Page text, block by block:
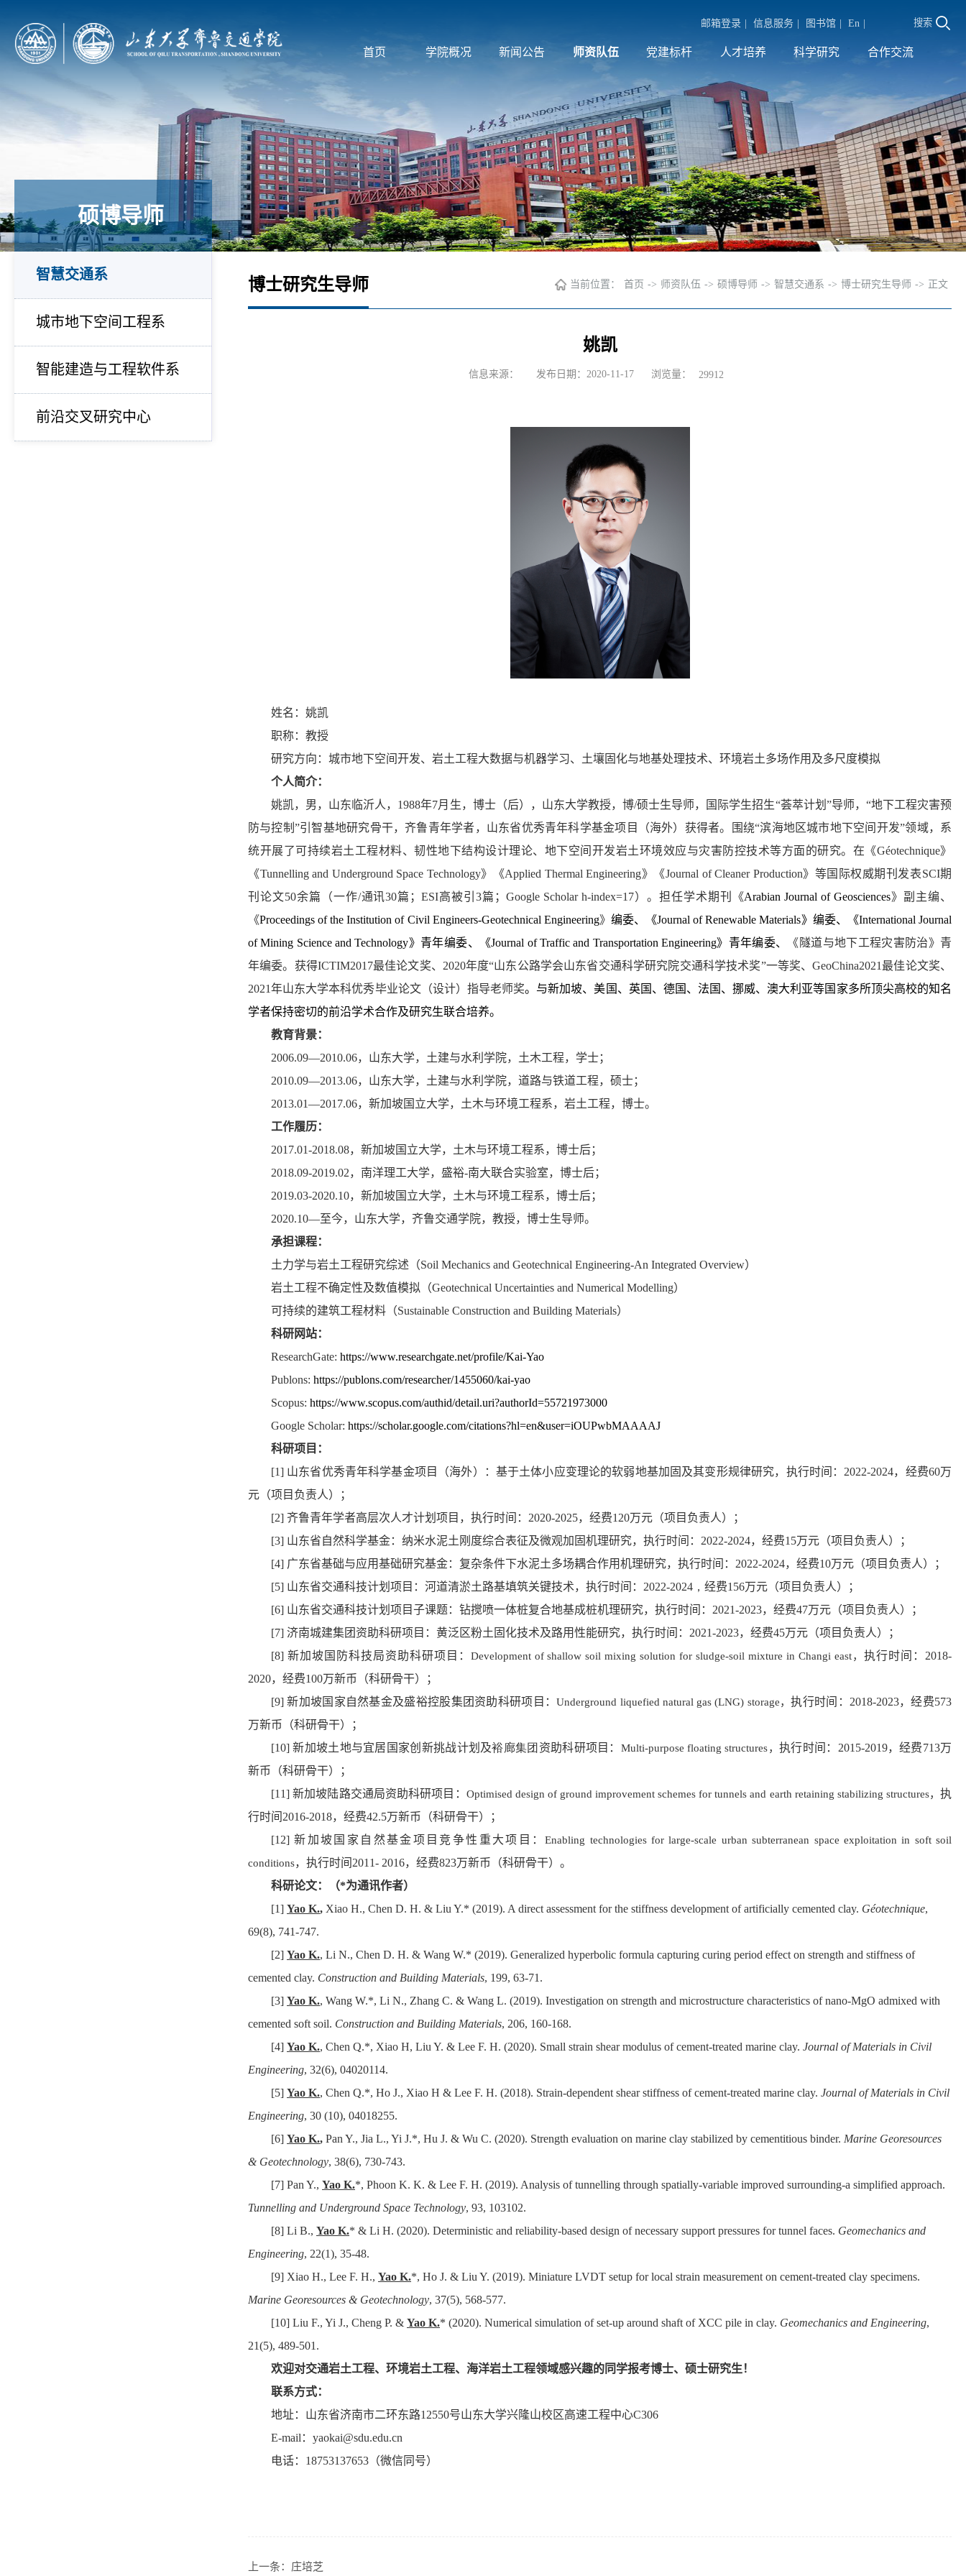
邮箱登录 信息服务 图书馆 En 搜索
首页 学院概况 新闻公告 师资队伍 党建标杆 人才培养 科学研究 合作交流
硕博导师
智慧交通系
城市地下空间工程系
智能建造与工程软件系
前沿交叉研究中心
博士研究生导师 当前位置： 首页 -> 师资队伍 -> 硕博导师 -> 智慧交通系 -> 博士研究生导师 -> 正文
姚凯
信息来源： 发布日期：2020-11-17 浏览量： 29912
姓名：姚凯
职称：教授
研究方向：城市地下空间开发、岩土工程大数据与机器学习、土壤固化与地基处理技术、环境岩土多场作用及多尺度模拟
个人简介：
姚凯，男，山东临沂人， 1988年7月生，博士（后），山东大学教授，博/硕士生导师，国际学生招生“荟萃计划 ”导师， “地下工程灾害预
防与控制 ”引智基地研究骨干，齐鲁青年学者，山东省优秀青年科学基金项目（海外）获得者。围绕“滨海地区城市地下空间开发”领域，系
统开展了可持续岩土工程材料、韧性地下结构设计理论、地下空间开发岩土环境效应与灾害防控技术等方面的研究。在《Géotechnique》
《Tunnelling and Underground Space Technology》《Applied Thermal Engineering》《Journal of Cleaner Production》等国际权威期刊发表SCI期
刊论文50余篇（一作/通讯30篇；ESI高被引3篇；Google Scholar h-index=17）。担任学术期刊《Arabian Journal of Geosciences》副主编、
《Proceedings of the Institution of Civil Engineers-Geotechnical Engineering》 编委、《Journal of Renewable Materials》编委、《International Journal
of Mining Science and Technology》青年编委、《Journal of Traffic and Transportation Engineering》青年编委、
《隧道与地下工程灾害防治》青
年编委。获得ICTIM2017最佳论文奖、 2020年度“山东公路学会山东省交通科学研究院交通科学技术奖”一等奖、GeoChina2021最佳论文奖、
2021年山东大学本科优秀毕业论文（设计）指导老师奖。与新加坡、美国、英国、德国、法国、挪威、澳大利亚等国家多所顶尖高校的知名
学者保持密切的前沿学术合作及研究生联合培养。
教育背景：
2006.09—2010.06，山东大学，土建与水利学院，土木工程，学士；
2010.09—2013.06，山东大学，土建与水利学院，道路与铁道工程，硕士；
2013.01—2017.06，新加坡国立大学，土木与环境工程系，岩土工程，博士。
工作履历：
2017.01-2018.08，新加坡国立大学，土木与环境工程系，博士后；
2018.09-2019.02，南洋理工大学，盛裕-南大联合实验室，博士后；
2019.03-2020.10，新加坡国立大学，土木与环境工程系，博士后；
2020.10—至今，山东大学，齐鲁交通学院，教授，博士生导师。
承担课程：
土力学与岩土工程研究综述（Soil Mechanics and Geotechnical Engineering-An Integrated Overview）
岩土工程不确定性及数值模拟（Geotechnical Uncertainties and Numerical Modelling）
可持续的建筑工程材料（Sustainable Construction and Building Materials）
科研网站：
ResearchGate: https://www.researchgate.net/profile/Kai-Yao
Publons: https://publons.com/researcher/1455060/kai-yao
Scopus: https://www.scopus.com/authid/detail.uri?authorId=55721973000
Google Scholar: https://scholar.google.com/citations?hl=en&user=iOUPwbMAAAAJ
科研项目：
[1] 山东省优秀青年科学基金项目（海外）：基于土体小应变理论的软弱地基加固及其变形规律研究，执行时间： 2022-2024，经费60万
元（项目负责人）；
[2] 齐鲁青年学者高层次人才计划项目，执行时间： 2020-2025，经费120万元（项目负责人）；
[3] 山东省自然科学基金：纳米水泥土刚度综合表征及微观加固机理研究，执行时间： 2022-2024，经费15万元（项目负责人）；
[4] 广东省基础与应用基础研究基金：复杂条件下水泥土多场耦合作用机理研究，执行时间： 2022-2024，经费10万元（项目负责人）；
[5] 山东省交通科技计划项目：河道清淤土路基填筑关键技术，执行时间： 2022-2024 ， 经费156万元（项目负责人）；
[6] 山东省交通科技计划项目子课题：钻搅喷一体桩复合地基成桩机理研究，执行时间： 2021-2023，经费47万元（项目负责人）；
[7] 济南城建集团资助科研项目：黄泛区粉土固化技术及路用性能研究，执行时间： 2021-2023，经费45万元（项目负责人）；
[8] 新加坡国防科技局资助科研项目： Development of shallow soil mixing solution for sludge-soil mixture in Changi east，执行时间： 2018-
2020，经费100万新币（科研骨干）；
[9]新加坡国家自然基金及盛裕控股集团资助科研项目：Underground liquefied natural gas (LNG) storage，执行时间： 2018-2023，经费573
万新币（科研骨干）；
[10]新加坡土地与宜居国家创新挑战计划及裕廊集团 资助科研项目： Multi-purpose floating structures，执行时间： 2015-2019，经费713万
新币（科研骨干）；
[11]新加坡陆路交通局资助科研项目： Optimised design of ground improvement schemes for tunnels and earth retaining stabilizing structures，执
行时间 2016-2018，经费42.5万新币（科研骨干）；
[12]新加坡国家自然基金项目竞争性重大项目：Enabling technologies for large-scale urban subterranean space exploitation in soft soil
conditions，执行时间 2011- 2016，经费823万新币（科研骨干）。
科研论文：
（*为通讯作者）
[1] Yao K., Xiao H., Chen D. H. & Liu Y.* (2019). A direct assessment for the stiffness development of artificially cemented clay. Géotechnique,
69(8), 741-747.
[2] Yao K., Li N., Chen D. H. & Wang W.* (2019). Generalized hyperbolic formula capturing curing period effect on strength and stiffness of
cemented clay. Construction and Building Materials, 199, 63-71.
[3] Yao K., Wang W.*, Li N., Zhang C. & Wang L. (2019). Investigation on strength and microstructure characteristics of nano-MgO admixed with
cemented soft soil. Construction and Building Materials, 206, 160-168.
[4] Yao K., Chen Q.*, Xiao H, Liu Y. & Lee F. H. (2020). Small strain shear modulus of cement-treated marine clay. Journal of Materials in Civil
Engineering, 32(6), 04020114.
[5] Yao K., Chen Q.*, Ho J., Xiao H & Lee F. H. (2018). Strain-dependent shear stiffness of cement-treated marine clay. Journal of Materials in Civil
Engineering, 30 (10), 04018255.
[6] Yao K., Pan Y., Jia L., Yi J.*, Hu J. & Wu C. (2020). Strength evaluation on marine clay stabilized by cementitious binder. Marine Georesources
& Geotechnology, 38(6), 730-743.
[7] Pan Y., Yao K.*, Phoon K. K. & Lee F. H. (2019). Analysis of tunnelling through spatially-variable improved surrounding-a simplified approach.
Tunnelling and Underground Space Technology, 93, 103102.
[8] Li B., Yao K.* & Li H. (2020). Deterministic and reliability-based design of necessary support pressures for tunnel faces. Geomechanics and
Engineering, 22(1), 35-48.
[9] Xiao H., Lee F. H., Yao K.*, Ho J. & Liu Y. (2019). Miniature LVDT setup for local strain measurement on cement-treated clay specimens.
Marine Georesources & Geotechnology, 37(5), 568-577.
[10] Liu F., Yi J., Cheng P. & Yao K.* (2020). Numerical simulation of set-up around shaft of XCC pile in clay. Geomechanics and Engineering,
21(5), 489-501.
欢迎对交通岩土工程、环境岩土工程、海洋岩土工程领域感兴趣的同学报考博士、硕士研究生！
联系方式：
地址：山东省济南市二环东路12550号山东大学兴隆山校区高速工程中心C306
E-mail ： yaokai@sdu.edu.cn
电话： 18753137653 （微信同号）
上一条： 庄培芝